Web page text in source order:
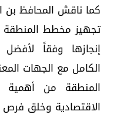
كما ناقش المحافظ بن
تجهيز مخطط المنطقة
إنجازها وفقاً لأفضل
الكامل مع الجهات
المنطقة من أهمية
الاقتصادية وخلق فرص